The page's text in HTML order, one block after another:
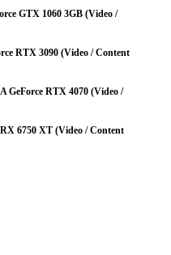
GTX 1060 3GB (Video /
RTX 3090 (Video / Content
GeForce RTX 4070 (Video /
6750 XT (Video / Content